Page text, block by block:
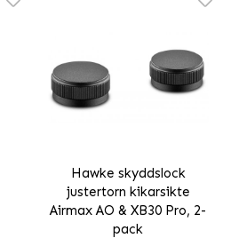
Hawke skyddslock
justertorn kikarsikte
Airmax AO & XB30 Pro, 2-
pack